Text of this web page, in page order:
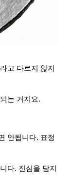
고 다르지 않지
는 거지요.
안됩니다. 표정
다. 진심을 담지